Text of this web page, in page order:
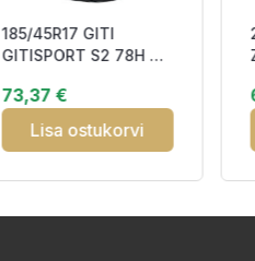
185/45R17 GITI
GITISPORT S2 78H RP
73,37 €
Lisa ostukorvi